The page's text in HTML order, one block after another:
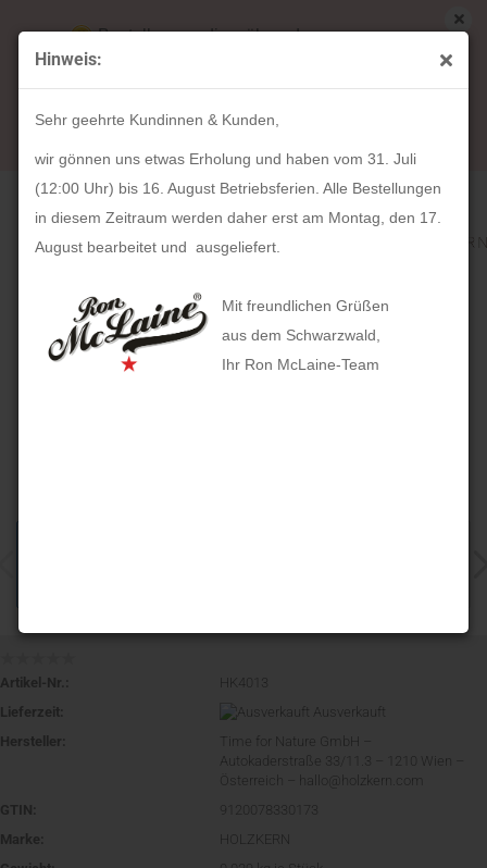
Hinweis:
Sehr geehrte Kundinnen & Kunden,
wir gönnen uns etwas Erholung und haben vom 31. Juli
(12:00 Uhr) bis 16. August Betriebsferien. Alle Bestellungen
in diesem Zeitraum werden daher erst am Montag, den 17.
August bearbeitet und ausgeliefert.
Mit freundlichen Grüßen
aus dem Schwarzwald,
Ihr Ron McLaine-Team
Bestellungen die während unserer
Betriebsferien (31. Juli ab 12:00 Uhr bis 16.
August) aufgegeben werden, werden ab Montag,
17. August bearbeitet und versendet.
« Erster « zurück weiter »
Letzter »
Artikel in dieser Kategorie
HOLZKERN Vondelpark (40mm)
Artikel-Nr.:
HK4013
Lieferzeit:
Ausverkauft
Hersteller:
Time for Nature GmbH –
Autokaderstraße 33/11.3 – 1210 Wien –
Österreich – hallo@holzkern.com
GTIN:
9120078330173
Marke:
HOLZKERN